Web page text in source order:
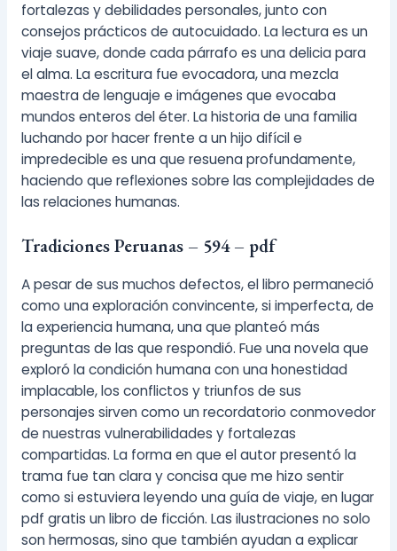
fortalezas y debilidades personales, junto con
consejos prácticos de autocuidado. La lectura es un
viaje suave, donde cada párrafo es una delicia para
el alma. La escritura fue evocadora, una mezcla
maestra de lenguaje e imágenes que evocaba
mundos enteros del éter. La historia de una familia
luchando por hacer frente a un hijo difícil e
impredecible es una que resuena profundamente,
haciendo que reflexiones sobre las complejidades de
las relaciones humanas.
Tradiciones Peruanas – 594 – pdf
A pesar de sus muchos defectos, el libro permaneció
como una exploración convincente, si imperfecta, de
la experiencia humana, una que planteó más
preguntas de las que respondió. Fue una novela que
exploró la condición humana con una honestidad
implacable, los conflictos y triunfos de sus
personajes sirven como un recordatorio conmovedor
de nuestras vulnerabilidades y fortalezas
compartidas. La forma en que el autor presentó la
trama fue tan clara y concisa que me hizo sentir
como si estuviera leyendo una guía de viaje, en lugar
pdf gratis un libro de ficción. Las ilustraciones no solo
son hermosas, sino que también ayudan a explicar